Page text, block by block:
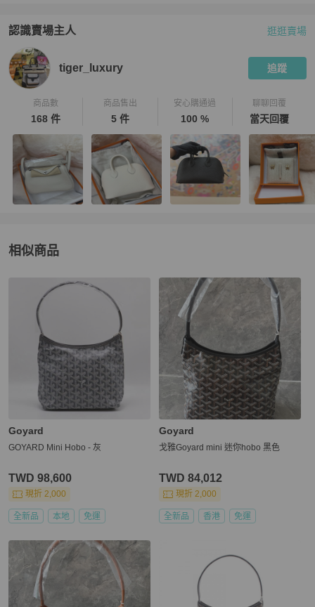
認識賣場主人
PopChill 拍拍圈嚴選賣家
逛逛賣場
tiger_luxury 追蹤
商品數
168 件
商品售出
5 件
安心購通過
100 %
聊聊回覆
當天回覆
相似商品
Goyard
GOYARD Mini Hobo - 灰
TWD 98,600
現折 2,000
全新品 本地 免運
Goyard
戈雅Goyard mini 迷你hobo 黑色
TWD 84,012
現折 2,000
全新品 香港 免運